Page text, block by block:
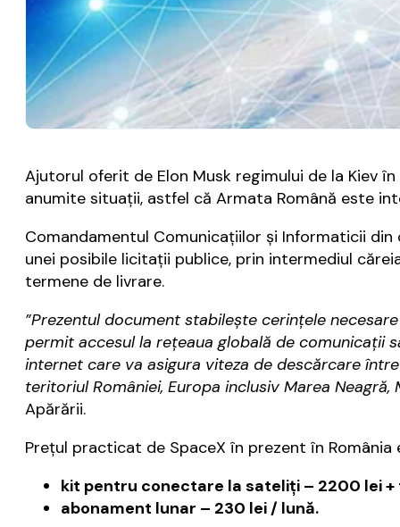
Ajutorul oferit de Elon Musk regimului de la Kiev
anumite situaţii, astfel că Armata Română este
Comandamentul Comunicaţiilor şi Informaticii
unei posibile licitaţii publice, prin intermediul
termene de livrare.
”Prezentul document stabilește cerințele
permit accesul la rețeaua globală de comunicații
internet care va asigura viteza de descărcare
teritoriul României, Europa inclusiv Marea
Apărării.
Preţul practicat de SpaceX în prezent în
kit pentru conectare la sateliţi – 2200 lei +
abonament lunar – 230 lei / lună.